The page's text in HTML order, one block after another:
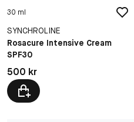
30 ml
SYNCHROLINE
Rosacure Intensive Cream
SPF30
Pris: 500 kr
500 kr